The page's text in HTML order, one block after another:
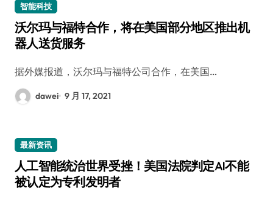
智能科技
沃尔玛与福特合作，将在美国部分地区推出机
器人送货服务
据外媒报道，沃尔玛与福特公司合作，在美国…
dawei 9 月 17, 2021
最新资讯
人工智能统治世界受挫！美国法院判定AI不能
被认定为专利发明者